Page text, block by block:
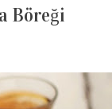
Böreği